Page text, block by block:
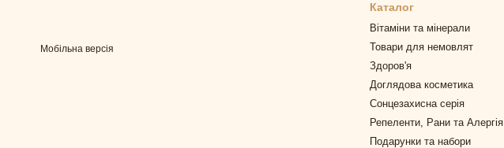
Мобільна версія
Каталог
Вітаміни та мінерали
Товари для немовлят
Здоров'я
Доглядова косметика
Сонцезахисна серія
Репеленти, Рани та Алергія
Подарунки та набори